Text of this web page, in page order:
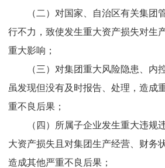
（二）对国家 、自治区有关集团
行不力，致使发生重大资产损失对生
重大影响；
（三）对集团重大风险隐患、内
虽发现但没有及时报告、处理，造成
重不良后果；
（四）所属子企业发生重大违规
大资产损失且对集团生产经营、财务
造成其他严重不良后果；